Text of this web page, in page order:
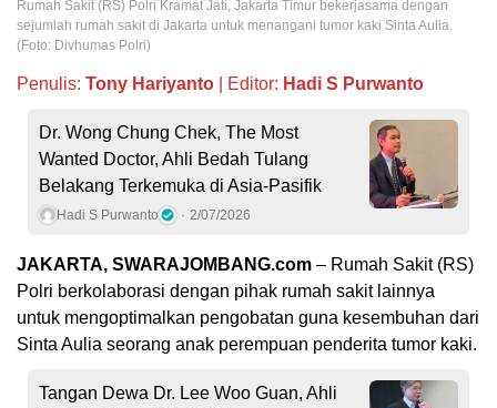
Rumah Sakit (RS) Polri Kramat Jati, Jakarta Timur bekerjasama dengan
sejumlah rumah sakit di Jakarta untuk menangani tumor kaki Sinta Aulia.
(Foto: Divhumas Polri)
Penulis: Tony Hariyanto | Editor: Hadi S Purwanto
Dr. Wong Chung Chek, The Most
Wanted Doctor, Ahli Bedah Tulang
Belakang Terkemuka di Asia-Pasifik
Hadi S Purwanto 2/07/2026
JAKARTA, SWARAJOMBANG.com – Rumah Sakit (RS)
Polri berkolaborasi dengan pihak rumah sakit lainnya
untuk mengoptimalkan pengobatan guna kesembuhan dari
Sinta Aulia seorang anak perempuan penderita tumor kaki.
Tangan Dewa Dr. Lee Woo Guan, Ahli